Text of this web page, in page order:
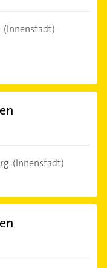
(Innenstadt)
(Innenstadt)